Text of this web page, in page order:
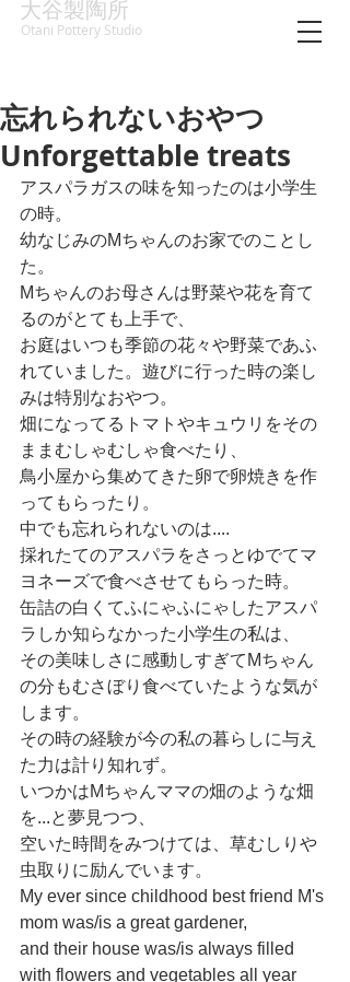
大谷製陶所
Otani Pottery Studio
忘れられないおやつ
Unforgettable treats
アスパラガスの味を知ったのは小学生
の時。
幼なじみのMちゃんのお家でのことし
た。
Mちゃんのお母さんは野菜や花を育て
るのがとても上手で、
お庭はいつも季節の花々や野菜であふ
れていました。遊びに行った時の楽し
みは特別なおやつ。
畑になってるトマトやキュウリをその
ままむしゃむしゃ食べたり、
鳥小屋から集めてきた卵で卵焼きを作
ってもらったり。
中でも忘れられないのは....
採れたてのアスパラをさっとゆでてマ
ヨネーズで食べさせてもらった時。
缶詰の白くてふにゃふにゃしたアスパ
ラしか知らなかった小学生の私は、
その美味しさに感動しすぎてMちゃん
の分もむさぼり食べていたような気が
します。
その時の経験が今の私の暮らしに与え
た力は計り知れず。
いつかはMちゃんママの畑のような畑
を...と夢見つつ、
空いた時間をみつけては、草むしりや
虫取りに励んでいます。
My ever since childhood best friend M's
mom was/is a great gardener,
and their house was/is always filled
with flowers and vegetables all year